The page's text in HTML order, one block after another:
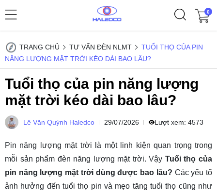
0
TRANG CHỦ TƯ VẤN ĐÈN NLMT
TUỔI THỌ CỦA PIN
NĂNG LƯỢNG MẶT TRỜI KÉO DÀI BAO LÂU?
Tuổi thọ của pin năng lượng
mặt trời kéo dài bao lâu?
Lê Văn Quỳnh Haledco 29/07/2026 Lượt xem: 4573
Pin năng lượng mặt trời là một linh kiện quan trọng trong
mỗi sản phẩm đèn năng lượng mặt trời. Vậy Tuổi thọ của
pin năng lượng mặt trời dùng được bao lâu? Các yếu tố
ảnh hưởng đến tuổi thọ pin và mẹo tăng tuổi thọ cũng như